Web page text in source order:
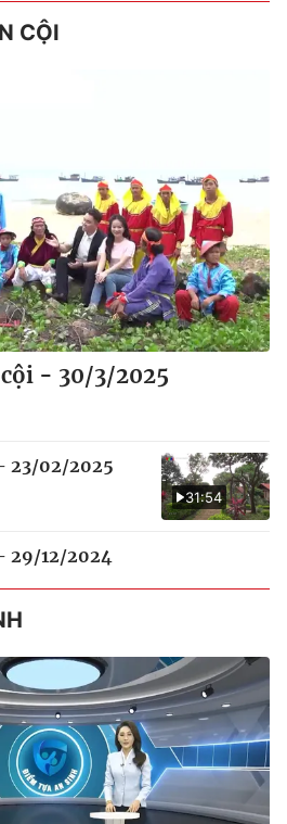
CỘI
- 30/3/2025
31:54
23/02/2025
29/12/2024